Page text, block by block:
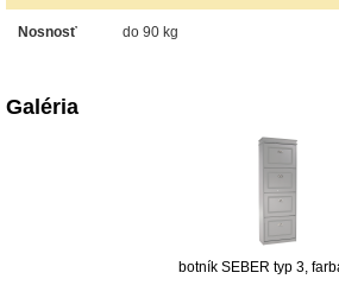
Nosnosť do 90 kg
Galéria
botník SEBER typ 3,